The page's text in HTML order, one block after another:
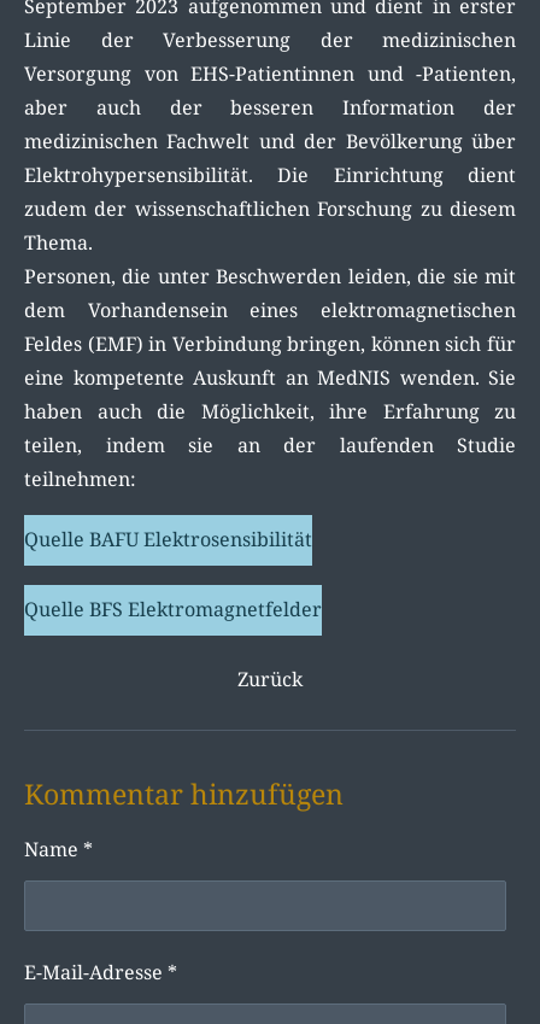
September 2023 aufgenommen und dient in erster
Linie der Verbesserung der medizinischen
Versorgung von EHS-Patientinnen und -Patienten,
aber auch der besseren Information der
medizinischen Fachwelt und der Bevölkerung über
Elektrohypersensibilität. Die Einrichtung dient
zudem der wissenschaftlichen Forschung zu diesem
Thema.
Personen, die unter Beschwerden leiden, die sie mit
dem Vorhandensein eines elektromagnetischen
Feldes (EMF) in Verbindung bringen, können sich für
eine kompetente Auskunft an MedNIS wenden. Sie
haben auch die Möglichkeit, ihre Erfahrung zu
teilen, indem sie an der laufenden Studie
teilnehmen:
Quelle BAFU Elektrosensibilität
Quelle BFS Elektromagnetfelder
Zurück
Kommentar hinzufügen
Name *
E-Mail-Adresse *